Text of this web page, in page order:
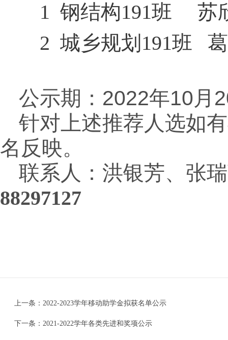
1 钢结构191班 苏
2 城乡规划191班
公示期： 2022年10月
针对上述推荐人选如
名反映。
联系人：洪银芳、张
88297127
上一条： 2022-2023学年移动助学金拟获名单公示
下一条： 2021-2022学年各类先进和奖项公示